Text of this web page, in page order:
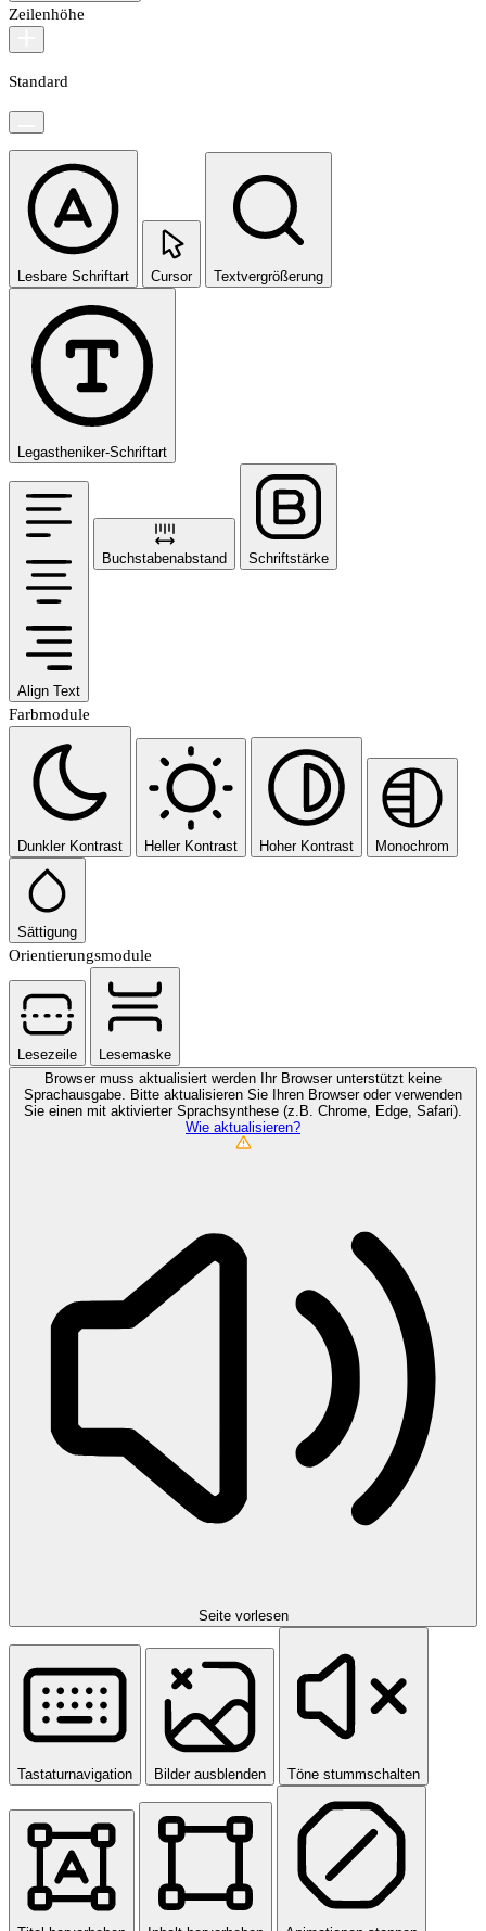
Zeilenhöhe
Standard
Lesbare Schriftart Cursor Textvergrößerung
Legastheniker-Schriftart
Align Text
Buchstabenabstand Schriftstärke
Farbmodule
Dunkler Kontrast Heller Kontrast Hoher Kontrast Monochrom
Sättigung
Orientierungsmodule
Lesezeile
Lesemaske
Browser muss aktualisiert werden
Ihr Browser unterstützt keine
Sprachausgabe. Bitte aktualisieren Sie Ihren Browser oder verwenden
Sie einen mit aktivierter Sprachsynthese (z.B. Chrome, Edge, Safari).
Wie aktualisieren?
Seite vorlesen
Tastaturnavigation Bilder ausblenden Töne stummschalten